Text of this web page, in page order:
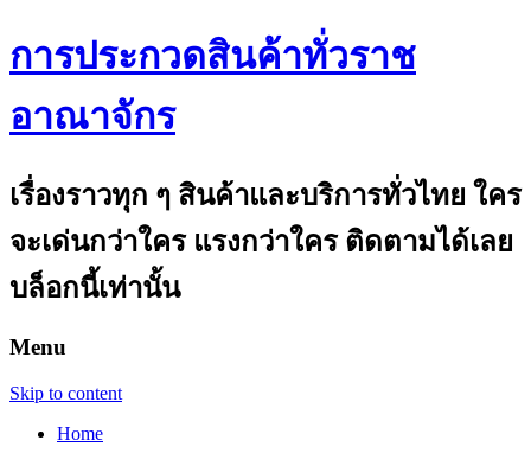
การประกวดสินค้าทั่วราช
อาณาจักร
เรื่องราวทุก ๆ สินค้าและบริการทั่วไทย ใคร
จะเด่นกว่าใคร แรงกว่าใคร ติดตามได้เลย
บล็อกนี้เท่านั้น
Menu
Skip to content
Home